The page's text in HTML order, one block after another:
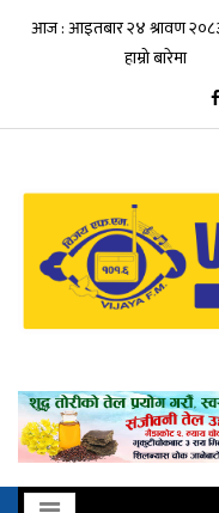
आज : आइतबार २४ श्रावण
हाम्रो बारेमा